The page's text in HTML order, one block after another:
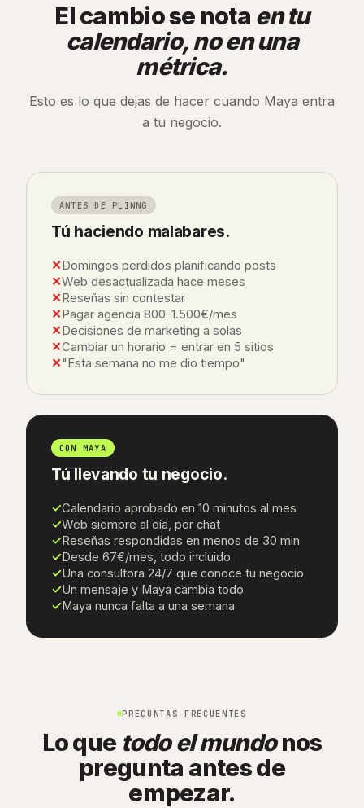
El cambio se nota en tu
calendario, no en una
métrica.
Esto es lo que dejas de hacer cuando Maya entra
a tu negocio.
ANTES DE PLINNG
Tú haciendo malabares.
✕Domingos perdidos planificando posts
✕Web desactualizada hace meses
✕Reseñas sin contestar
✕Pagar agencia 800–1.500€/mes
✕Decisiones de marketing a solas
✕Cambiar un horario = entrar en 5 sitios
✕"Esta semana no me dio tiempo"
CON MAYA
Tú llevando tu negocio.
✓Calendario aprobado en 10 minutos al mes
✓Web siempre al día, por chat
✓Reseñas respondidas en menos de 30 min
✓Desde 67€/mes, todo incluido
✓Una consultora 24/7 que conoce tu negocio
✓Un mensaje y Maya cambia todo
✓Maya nunca falta a una semana
PREGUNTAS FRECUENTES
Lo que todo el mundonos
pregunta antes de
empezar.